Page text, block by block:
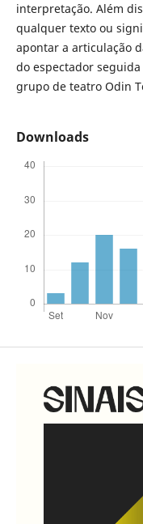
interpretação. Além
qualquer texto ou
apontar a articulação
do espectador
grupo de teatro Odin
Downloads